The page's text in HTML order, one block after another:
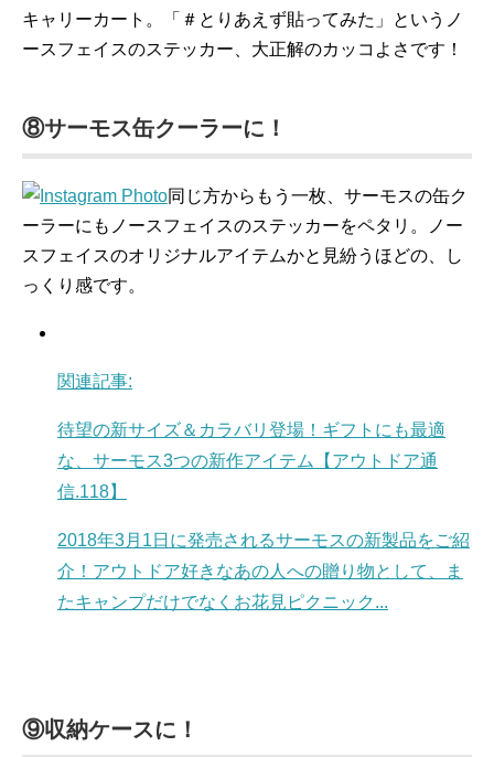
キャリーカート。「＃とりあえず貼ってみた」というノ
ースフェイスのステッカー、大正解のカッコよさです！
⑧サーモス缶クーラーに！
同じ方からもう一枚、サーモスの缶ク
ーラーにもノースフェイスのステッカーをペタリ。ノー
スフェイスのオリジナルアイテムかと見紛うほどの、し
っくり感です。
関連記事:
待望の新サイズ＆カラバリ登場！ギフトにも最適
な、サーモス3つの新作アイテム【アウトドア通
信.118】
2018年3月1日に発売されるサーモスの新製品をご紹
介！アウトドア好きなあの人への贈り物として、ま
たキャンプだけでなくお花見ピクニック...
⑨収納ケースに！